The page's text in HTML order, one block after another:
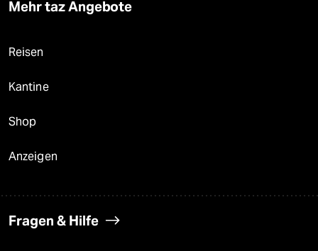
Mehr taz Angebote
Reisen
Kantine
Shop
Anzeigen
Fragen & Hilfe